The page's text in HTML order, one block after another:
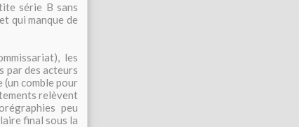
série B sans
qui manque de
les
par des acteurs
comble pour
relèvent
peu
final sous la